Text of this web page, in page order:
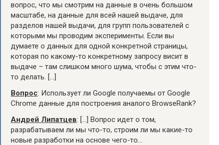
вопрос, что мы смотрим на данные в очень большом
масштабе, на данные для всей нашей выдаче, для
разделов нашей выдачи, для групп пользователей с
которыми мы проводим эксперименты. Если вы
думаете о данных для одной конкретной страницы,
которая по какому-то конкретному запросу висит в
выдаче – там слишком много шума, чтобы с этим что-
то делать. […]
Вопрос: Использует ли Google получаемы от Google
Chrome данные для построения аналого BrowseRank?
Андрей Липатцев: […] Вопрос идет о том,
разрабатываем ли мы что-то, строим ли мы какие-то
новые разработки на основе чего-то…